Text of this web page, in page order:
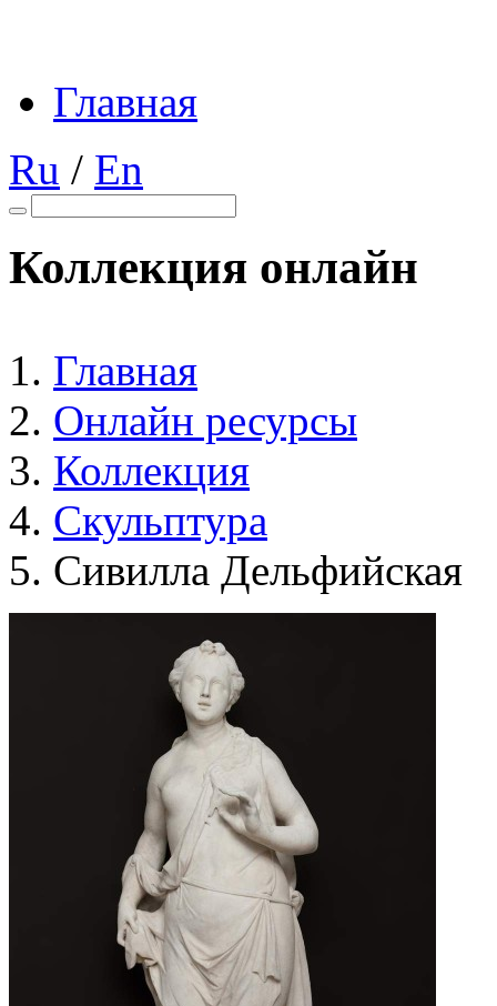
Главная
Ru / En
Коллекция онлайн
Главная
Онлайн ресурсы
Коллекция
Скульптура
Сивилла Дельфийская